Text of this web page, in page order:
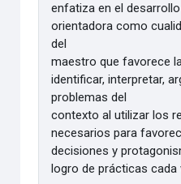
enfatiza en el
orientadora como
del
maestro que favorece
identificar, interpretar,
problemas del
contexto al utilizar los
necesarios para
decisiones y
logro de prácticas cada